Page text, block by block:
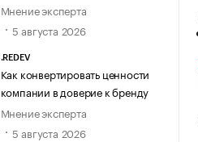
Мнение эксперта
5 августа 2026
.REDEV
Как конвертировать ценности
компании в доверие к бренду
Мнение эксперта
5 августа 2026